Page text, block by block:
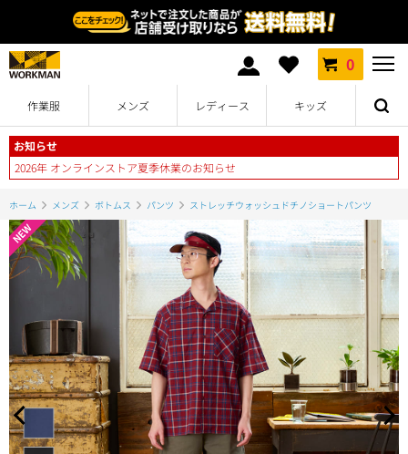
0
作業服 メンズ レディース キッズ
お知らせ
2026年 オンラインストア夏季休業のお知らせ
ホーム メンズ ボトムス パンツ ストレッチウォッシュドチノショートパンツ